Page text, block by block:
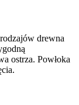
drewna
ostrza. Powłoka